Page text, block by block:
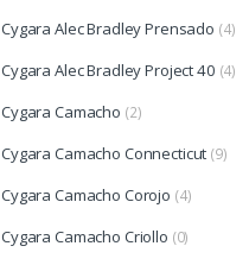
Cygara Alec Bradley Prensado (4)
Cygara Alec Bradley Project 40 (4)
Cygara Camacho (2)
Cygara Camacho Connecticut (9)
Cygara Camacho Corojo (4)
Cygara Camacho Criollo (0)